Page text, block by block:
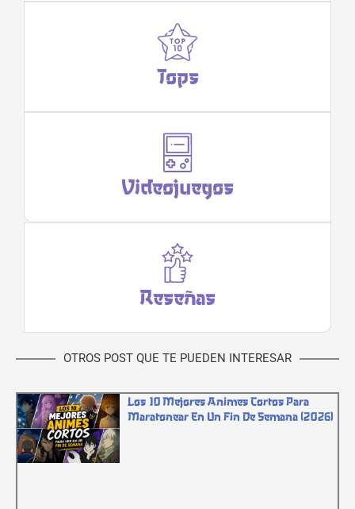
Tops
Videojuegos
Reseñas
OTROS POST QUE TE PUEDEN INTERESAR
Los 10 Mejores Animes Cortos Para
Maratonear En Un Fin De Semana (2026)